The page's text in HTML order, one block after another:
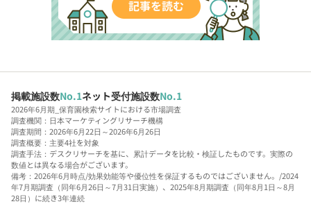
掲載施設数No.1ネット受付施設数No.1
2026年6月期_保育園検索サイトにおける市場調査
調査機関：日本マーケティングリサーチ機構
調査期間：2026年6月22日～2026年6月26日
調査概要：主要4社を対象
調査手法：デスクリサーチを基に、累計データを比較・検証したものです。実際の
数値とは異なる場合がございます。
備考：2026年6月時点/効果効能等や優位性を保証するものではございません。/2024
年7月期調査（同年6月26日～7月31日実施）、2025年8月期調査（同年8月1日～8月
28日）に続き3年連続